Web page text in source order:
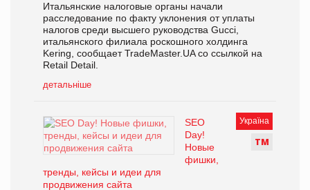
Итальянские налоговые органы начали
расследование по факту уклонения от уплаты
налогов среди высшего руководства Gucci,
итальянского филиала роскошного холдинга
Kering, сообщает TradeMaster.UA со ссылкой на
Retail Detail.
детальніше
Україна
ТМ
SEO
Day!
Новые
фишки,
тренды, кейсы и идеи для
продвижения сайта